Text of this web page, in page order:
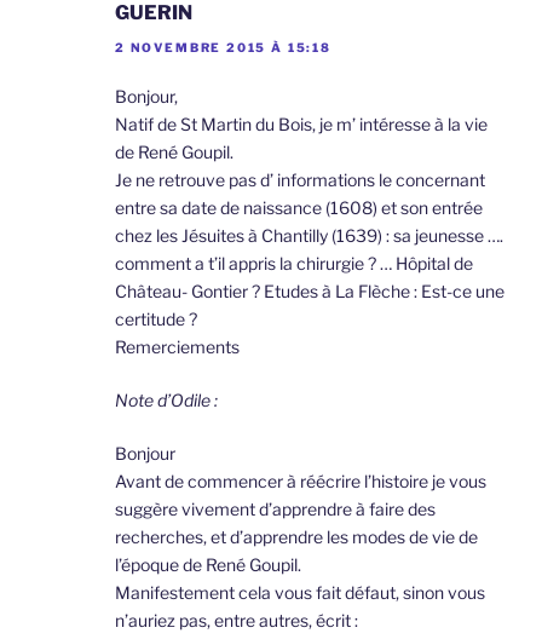
GUERIN
2 NOVEMBRE 2015 À 15:18
Bonjour,
Natif de St Martin du Bois, je m’ intéresse à la vie
de René Goupil.
Je ne retrouve pas d’ informations le concernant
entre sa date de naissance (1608) et son entrée
chez les Jésuites à Chantilly (1639) : sa jeunesse ….
comment a t’il appris la chirurgie ? … Hôpital de
Château- Gontier ? Etudes à La Flèche : Est-ce une
certitude ?
Remerciements
Note d’Odile :
Bonjour
Avant de commencer à réécrire l’histoire je vous
suggère vivement d’apprendre à faire des
recherches, et d’apprendre les modes de vie de
l’époque de René Goupil.
Manifestement cela vous fait défaut, sinon vous
n’auriez pas, entre autres, écrit :